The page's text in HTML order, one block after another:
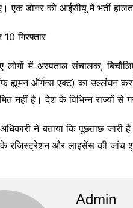
एक डोनर को आईसीयू में भर्ती हालत
गिरफ्तार
लोगों में अस्पताल संचालक,
ह्यूमन ऑर्गन्स एक्ट) का उल्लंघन
नहीं है। देश के विभिन्न राज्यों से
ने बताया कि पूछताछ
के रजिस्ट्रेशन और लाइसेंस की जांच
Admin